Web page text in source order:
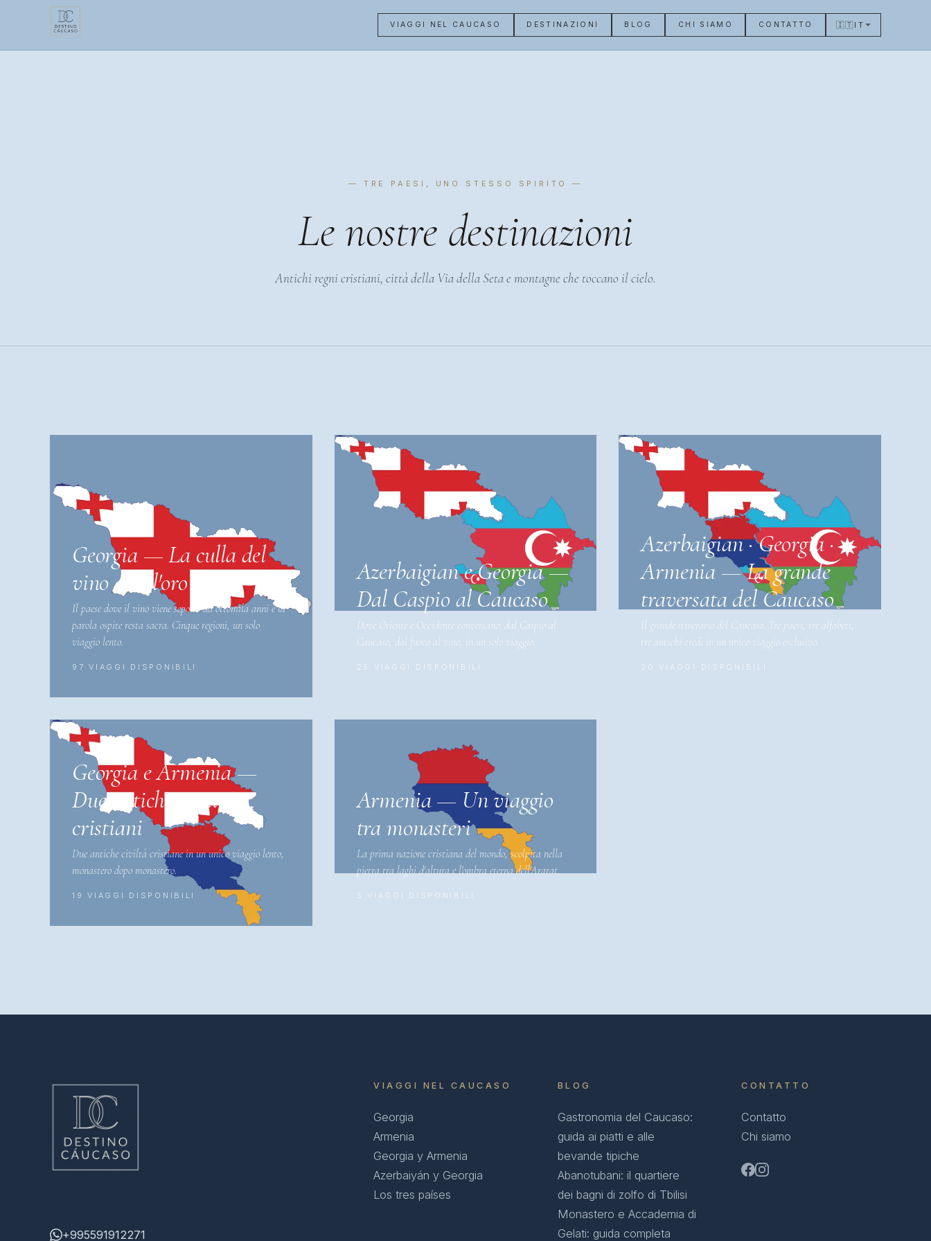
VIAGGI NEL CAUCASO DESTINAZIONI BLOG CHI SIAMO CONTATTO 🇮🇹 IT
— TRE PAESI, UNO STESSO SPIRITO —
Le nostre destinazioni
Antichi regni cristiani, città della Via della Seta e montagne che toccano il cielo.
Georgia — La culla del
vino e dell'oro
Il paese dove il vino viene sepolto da ottomila anni e la
parola ospite resta sacra. Cinque regioni, un solo
viaggio lento.
97 VIAGGI DISPONIBILI
Azerbaigian e Georgia —
Dal Caspio al Caucaso
Dove Oriente e Occidente conversano: dal Caspio al
Caucaso, dal fuoco al vino, in un solo viaggio.
25 VIAGGI DISPONIBILI
Azerbaigian · Georgia ·
Armenia — La grande
traversata del Caucaso
Il grande itinerario del Caucaso. Tre paesi, tre alfabeti,
tre antichi credi in un unico viaggio esclusivo.
20 VIAGGI DISPONIBILI
Georgia e Armenia —
Due antichi regni
cristiani
Due antiche civiltà cristiane in un unico viaggio lento,
monastero dopo monastero.
19 VIAGGI DISPONIBILI
Armenia — Un viaggio
tra monasteri
La prima nazione cristiana del mondo, scolpita nella
pietra tra laghi d'altura e l'ombra eterna dell'Ararat.
5 VIAGGI DISPONIBILI
+995591912271
VIAGGI NEL CAUCASO
Georgia
Armenia
Georgia y Armenia
Azerbaiyán y Georgia
Los tres países
BLOG
Gastronomia del Caucaso:
guida ai piatti e alle
bevande tipiche
Abanotubani: il quartiere
dei bagni di zolfo di Tbilisi
Monastero e Accademia di
Gelati: guida completa
CONTATTO
Contatto
Chi siamo